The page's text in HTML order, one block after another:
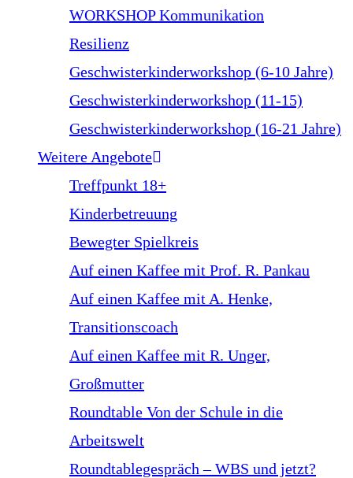
WORKSHOP Kommunikation
Resilienz
Geschwisterkinderworkshop (6-10 Jahre)
Geschwisterkinderworkshop (11-15)
Geschwisterkinderworkshop (16-21 Jahre)
Weitere Angebote
Treffpunkt 18+
Kinderbetreuung
Bewegter Spielkreis
Auf einen Kaffee mit Prof. R. Pankau
Auf einen Kaffee mit A. Henke,
Transitionscoach
Auf einen Kaffee mit R. Unger,
Großmutter
Roundtable Von der Schule in die
Arbeitswelt
Roundtablegespräch – WBS und jetzt?